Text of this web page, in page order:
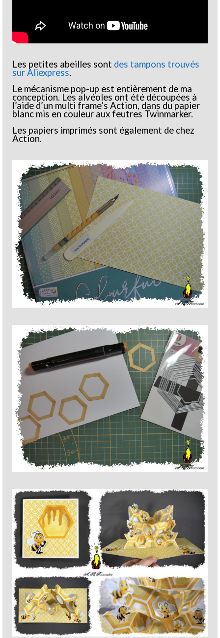
Les petites abeilles sont des tampons trouvés
sur Aliexpress.
Le mécanisme pop-up est entièrement de ma
conception. Les alvéoles ont été découpées à
l’aide d’un multi frame’s Action, dans du papier
blanc mis en couleur aux feutres Twinmarker.
Les papiers imprimés sont également de chez
Action.